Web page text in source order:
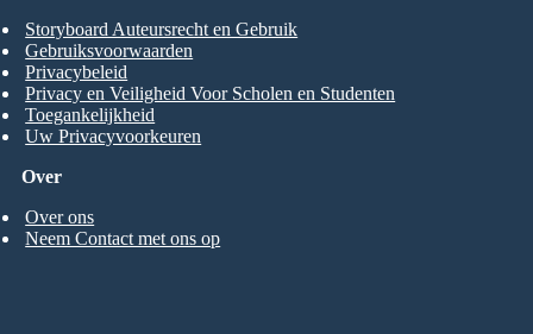
Over
Over ons
Neem Contact met ons op
Storyboard Auteursrecht en Gebruik
Gebruiksvoorwaarden
Privacybeleid
Privacy en Veiligheid Voor Scholen en Studenten
Toegankelijkheid
Uw Privacyvoorkeuren